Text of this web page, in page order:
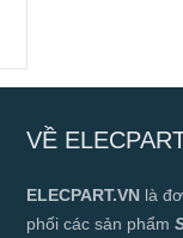
VỀ
ELECPART.VN là
phối các sản phẩm